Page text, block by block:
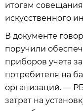
итогам
искусственного
В документе
поручили
приборов учета
потребителя на
организаций. —
затрат на